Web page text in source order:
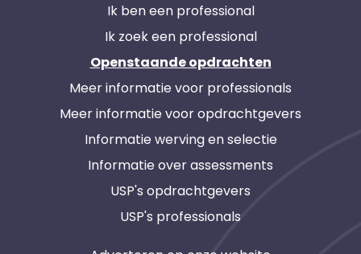
Ik ben een professional
Ik zoek een professional
Openstaande opdrachten
Meer informatie voor professionals
Meer informatie voor opdrachtgevers
Informatie werving en selectie
Informatie over assessments
USP's opdrachtgevers
USP's professionals